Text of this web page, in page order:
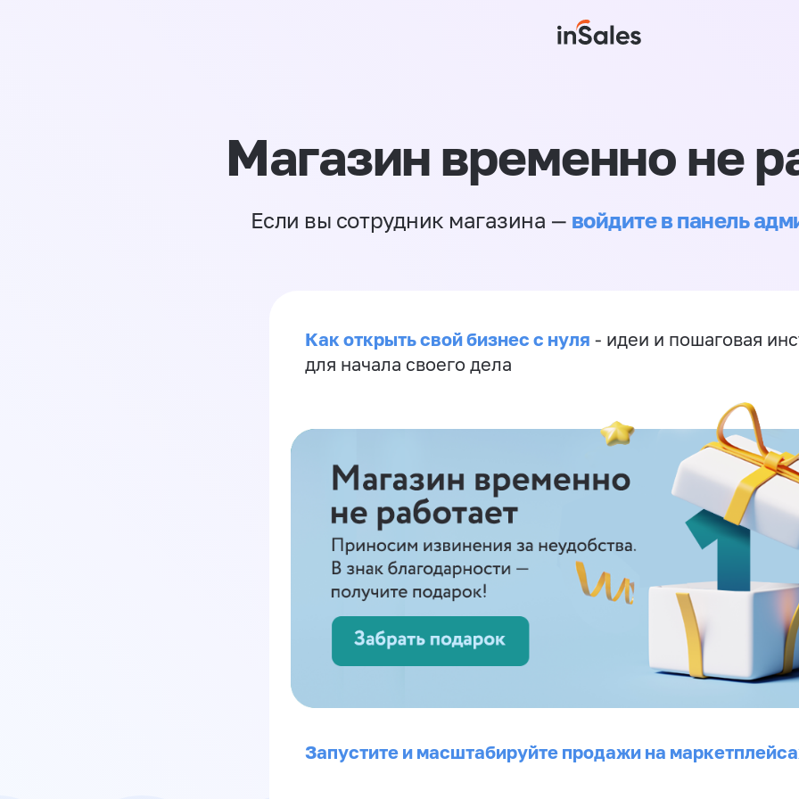
Магазин временно не
Если вы сотрудник магазина — войдите в панель
Как открыть свой бизнес с нуля - идеи и пошаговая
для начала своего дела
Запустите и масштабируйте продажи на